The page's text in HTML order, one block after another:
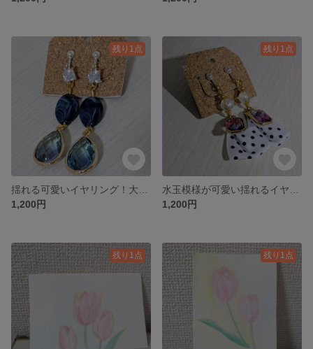
残り1点
1,200円
残り1点
1,200円
残り1点 残り1点